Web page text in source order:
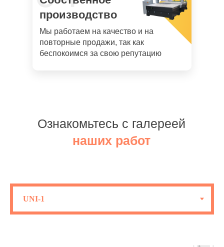
производство
Мы работаем на качество и на
повторные продажи, так как
беспокоимся за свою репутацию
Ознакомьтесь с галереей
наших работ